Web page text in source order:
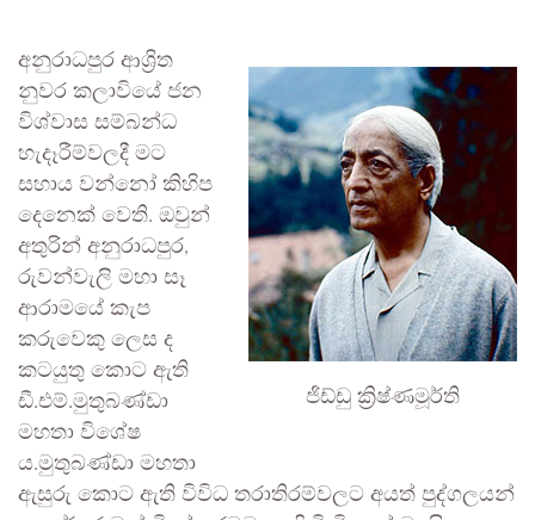
ජිඩ්ඩු ක්‍රිෂ්ණමූර්ති
අනුරාධපුර ආශ්‍රිත
නුවර කලාවියේ ජන
විශ්වාස සම්බන්ධ
හැදෑරීම්වලදී මට
සහාය වන්නෝ කිහිප
දෙනෙක් වෙති. ඔවුන්
අතුරින් අනුරාධපුර,
රුවන්වැලි මහා සෑ
ආරාමයේ කැප
කරුවෙකු ලෙස ද
කටයුතු කොට ඇති
ඩී.එම්.මුතුබණ්ඩා
මහතා විශේෂ
ය.මුතුබණ්ඩා මහතා
ඇසුරු කොට ඇති විවිධ තරාතිරම්වලට අයත් පුද්ගලයන්